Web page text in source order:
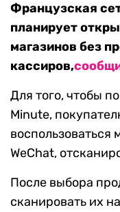
Французская
планирует
магазинов без
кассиров,
Для того, чтобы
Minute,
WeChat,
После выбора
сканировать их